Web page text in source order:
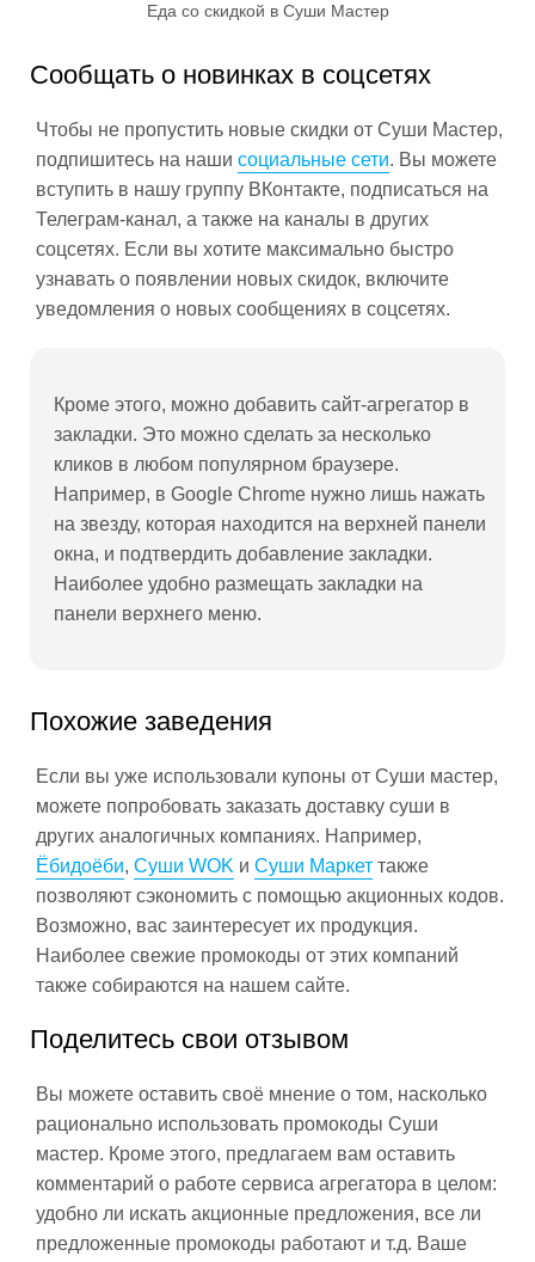
Еда со скидкой в Суши Мастер
Сообщать о новинках в соцсетях
Чтобы не пропустить новые скидки от Суши Мастер,
подпишитесь на наши социальные сети. Вы можете
вступить в нашу группу ВКонтакте, подписаться на
Телеграм-канал, а также на каналы в других
соцсетях. Если вы хотите максимально быстро
узнавать о появлении новых скидок, включите
уведомления о новых сообщениях в соцсетях.
Кроме этого, можно добавить сайт-агрегатор в
закладки. Это можно сделать за несколько
кликов в любом популярном браузере.
Например, в Google Chrome нужно лишь нажать
на звезду, которая находится на верхней панели
окна, и подтвердить добавление закладки.
Наиболее удобно размещать закладки на
панели верхнего меню.
Похожие заведения
Если вы уже использовали купоны от Суши мастер,
можете попробовать заказать доставку суши в
других аналогичных компаниях. Например,
Ёбидоёби, Суши WOK и Суши Маркет также
позволяют сэкономить с помощью акционных кодов.
Возможно, вас заинтересует их продукция.
Наиболее свежие промокоды от этих компаний
также собираются на нашем сайте.
Поделитесь свои отзывом
Вы можете оставить своё мнение о том, насколько
рационально использовать промокоды Суши
мастер. Кроме этого, предлагаем вам оставить
комментарий о работе сервиса агрегатора в целом:
удобно ли искать акционные предложения, все ли
предложенные промокоды работают и т.д. Ваше